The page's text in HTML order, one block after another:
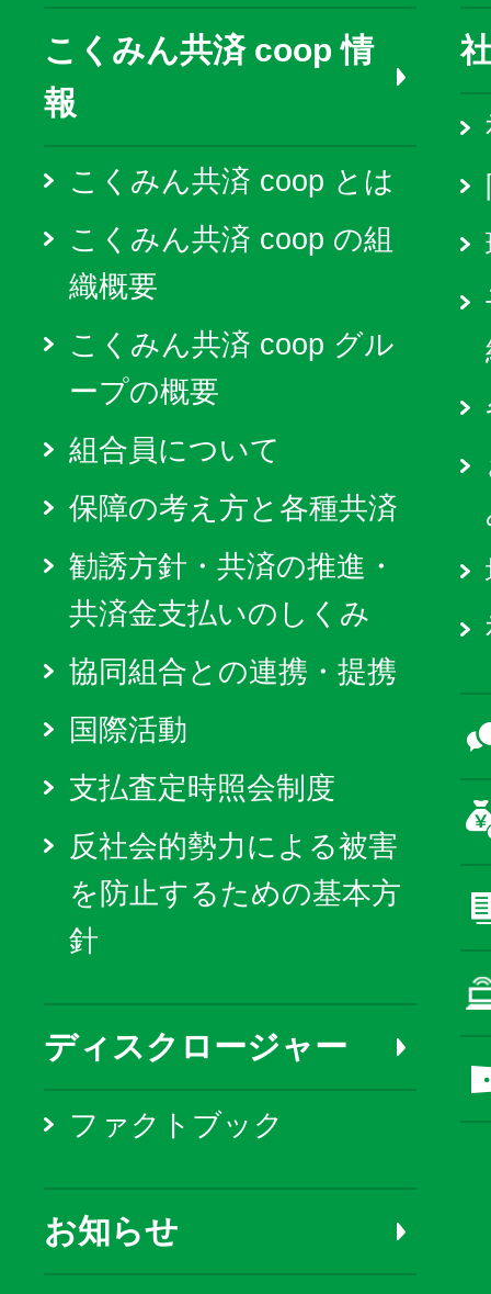
こくみん共済 coop 情
報
こくみん共済 coop とは
こくみん共済 coop の組
織概要
こくみん共済 coop グル
ープの概要
組合員について
保障の考え方と各種共済
勧誘方針・共済の推進・
共済金支払いのしくみ
協同組合との連携・提携
国際活動
支払査定時照会制度
反社会的勢力による被害
を防止するための基本方
針
ディスクロージャー
ファクトブック
お知らせ